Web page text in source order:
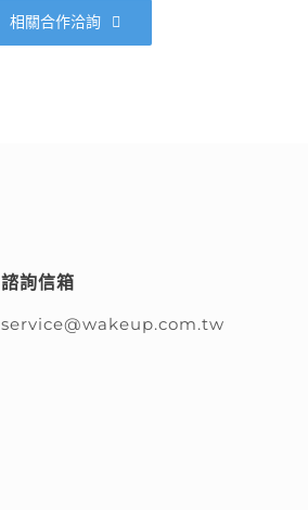
相關合作洽詢
諮詢信箱
service@wakeup.com.tw